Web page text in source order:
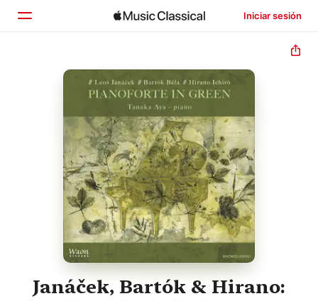
Iniciar sesión
Inicio
Explorar
Buscar
Janáček, Bartók & Hirano: